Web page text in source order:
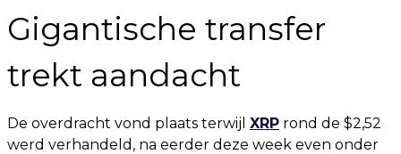
Gigantische transfer
trekt aandacht
De overdracht vond plaats terwijl XRP rond de $2,52
werd verhandeld, na eerder deze week even onder